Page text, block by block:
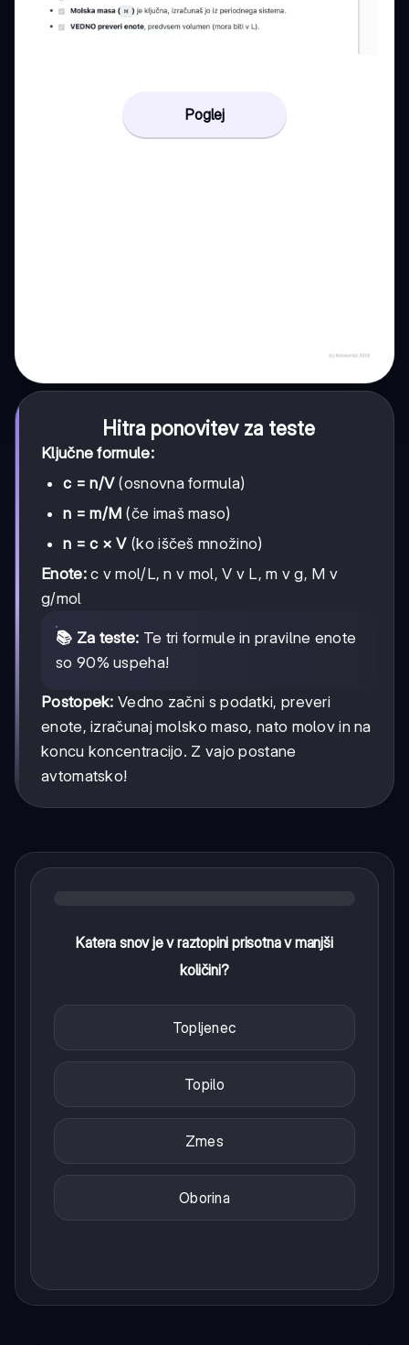
Poglej
Hitra ponovitev za teste
Ključne formule:
c = n/V(osnovna formula)
n = m/M (če imaš maso)
n = c × V(ko iščeš množino)
Enote:c v mol/L, n v mol, V v L, m v g, M v
g/mol
📚 Za teste: Te tri formule in pravilne enote
so 90% uspeha!
Postopek: Vedno začni s podatki, preveri
enote, izračunaj molsko maso, nato molov in na
koncu koncentracijo. Z vajo postane
avtomatsko!
Katera snov je v raztopini prisotna v manjši
količini?
Topljenec
Topilo
Zmes
Oborina